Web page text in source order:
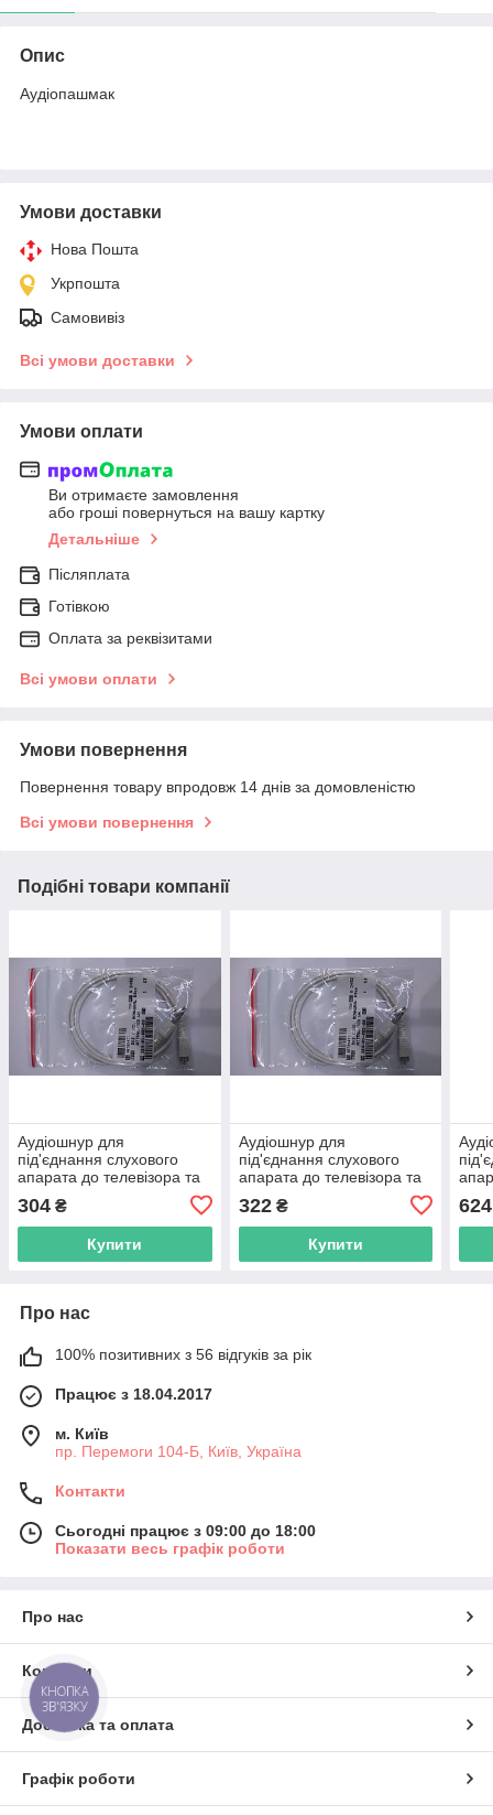
Опис
Аудіопашмак
Умови доставки
Нова Пошта
Укрпошта
Самовивіз
Всі умови доставки
Умови оплати
Ви отримаєте замовлення
або гроші повернуться на вашу картку
Детальніше
Післяплата
Готівкою
Оплата за реквізитами
Всі умови оплати
Умови повернення
Повернення товару впродовж 14 днів за домовленістю
Всі умови повернення
Подібні товари компанії
Аудіошнур для
під'єднання слухового
апарата до телевізора та
завдовжки 60 см на одне
вухо,1 ка
304 ₴
Купити
Аудіошнур для
під'єднання слухового
апарата до телевізора та
завдовжки 60 см на одне
вухо,1 ка
322₴
Купити
624
Про нас
100% позитивних з 56 відгуків за рік
Працює з 18.04.2017
м. Київ
пр. Перемоги 104-Б, Київ, Україна
Контакти
Сьогодні працює з 09:00 до 18:00
Показати весь графік роботи
Про нас
Контакти
Доставка та оплата
Графік роботи
КНОПКА
ЗВ'ЯЗКУ